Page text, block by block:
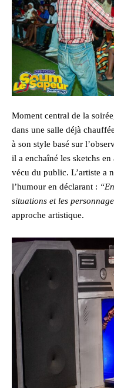
Moment central de la
dans une salle déjà
à son style basé sur
il a enchaîné les sketchs
vécu du public. L’artiste a
l’humour en déclarant :
situations et les
approche artistique.